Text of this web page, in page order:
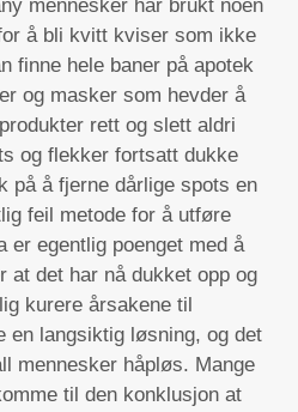
mennesker har brukt noen
å bli kvitt kviser som ikke
finne hele baner på apotek
og masker som hevder å
rett og slett aldri
og flekker fortsatt dukke
på å fjerne dårlige spots en
feil metode for å utføre
er egentlig poenget med å
at det har nå dukket opp og
kurere årsakene til
en langsiktig løsning, og det
mennesker håpløs. Mange
til den konklusjon at